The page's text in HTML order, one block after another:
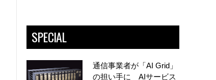
SPECIAL
通信事業者が「AI Grid」
の担い手に AIサービス